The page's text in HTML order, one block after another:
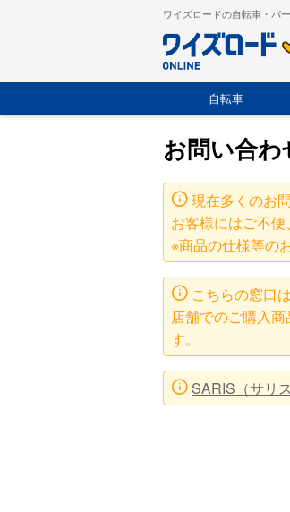
ワイズロードの自転車・パ
自転車
お問い合わ
現在多くのお
お客様にはご不便
※商品の仕様等の
こちらの窓口
店舗でのご購入
す。
SARIS（サリ